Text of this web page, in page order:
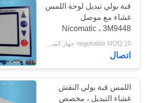
جولة
المعمل
مراقبة
الجودة
تبديل غشاء
48
قبة بولي تبديل لوحة اللمس
غشاء مع موصل
Nicomatic ، 3M9448
لاصقة
negotiable MOQ:10 جهاز كمبيوتر شخصى / الكثير
اتصال
اللمس قبة بولي النقش
غشاء التبديل ، مخصص